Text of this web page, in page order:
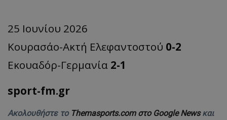
25 Ιουνίου 2026
Κουρασάο-Ακτή Ελεφαντοστού 0-2
Εκουαδόρ-Γερμανία 2-1
sport-fm.gr
Ακολουθήστε το Themasports.com στο Google Newsκαι